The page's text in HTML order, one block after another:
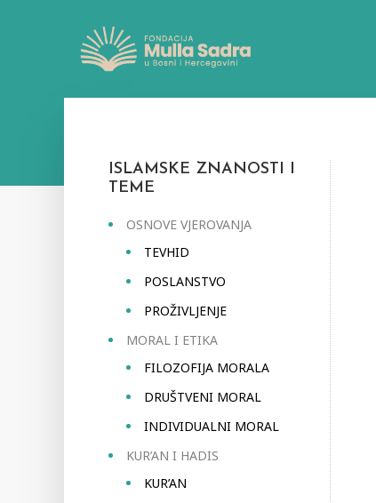
ISLAMSKE ZNANOSTI I
TEME
OSNOVE VJEROVANJA
TEVHID
POSLANSTVO
PROŽIVLJENJE
MORAL I ETIKA
FILOZOFIJA MORALA
DRUŠTVENI MORAL
INDIVIDUALNI MORAL
KUR’AN I HADIS
KUR’AN